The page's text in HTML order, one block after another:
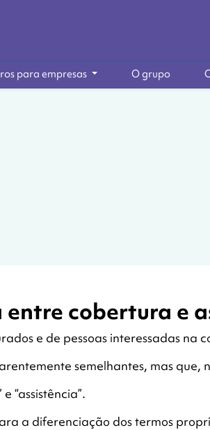
para empresas O grupo
cobertura e
e de pessoas interessadas na
semelhantes, mas que,
“assistência”.
a diferenciação dos termos